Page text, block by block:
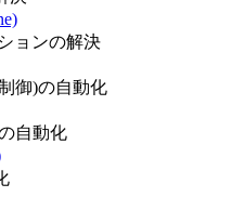
ョンの解決
御)の自動化
自動化